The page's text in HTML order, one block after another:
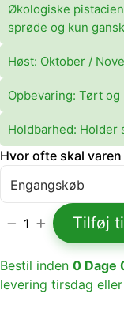
Økologiske
sprøde og kun
Høst: Oktober /
Opbevaring: Tørt og
Holdbarhed: Holder
Hvor ofte skal
1 Tilføj
Bestil inden 0 Dage
levering tirsdag